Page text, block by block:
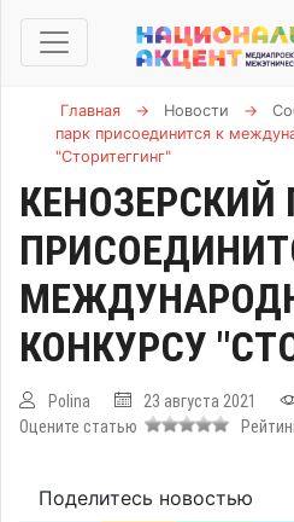
Главная → Новости →
парк присоединится к
"Сторитеггинг"
КЕНОЗЕРСКИЙ
КОНКУРСУ
Polina 23 августа 2021
Оцените статью
Поделитесь новостью